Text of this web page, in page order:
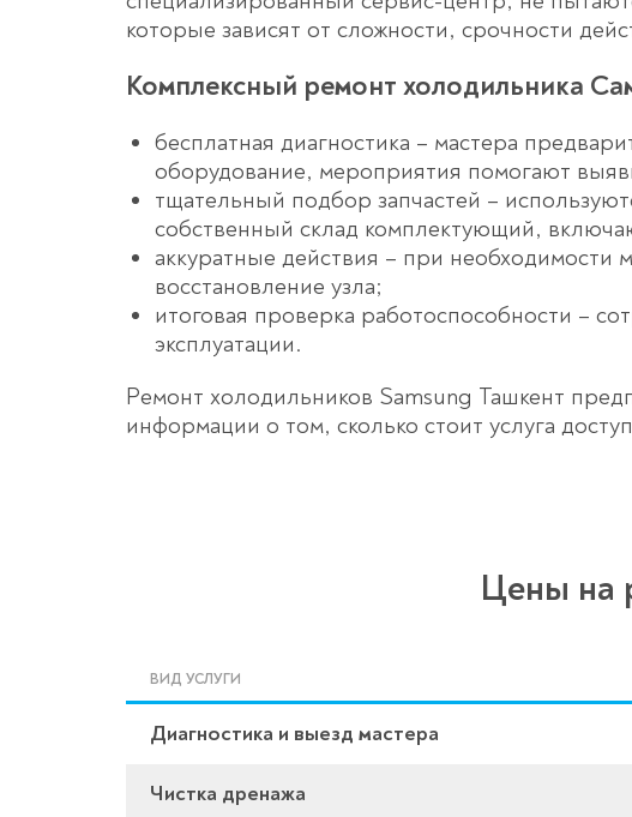
которые зависят от сложности, срочности
Комплексный ремонт холодильника
бесплатная диагностика – мастера
оборудование, мероприятия помогают
тщательный подбор запчастей –
собственный склад комплектующий,
аккуратные действия – при необходимости
восстановление узла;
итоговая проверка работоспособности –
эксплуатации.
Ремонт холодильников Samsung Ташкент
информации о том, сколько стоит услуга
Цены на
ВИД УСЛУГИ
Диагностика и выезд мастера
Чистка дренажа